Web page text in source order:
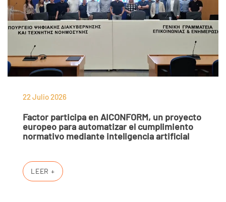
22 Julio 2026
Factor participa en AICONFORM, un proyecto
europeo para automatizar el cumplimiento
normativo mediante inteligencia artificial
LEER +